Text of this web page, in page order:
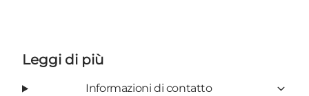
Leggi di più
Informazioni di contatto